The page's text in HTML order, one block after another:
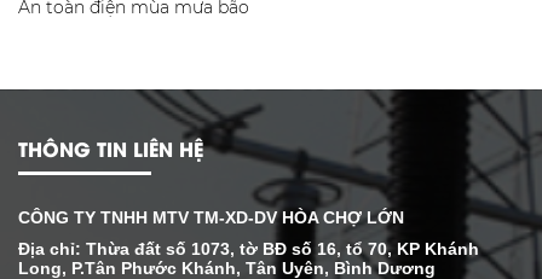
An toàn điện mùa mưa bão
THÔNG TIN LIÊN HỆ
CÔNG TY TNHH MTV TM-XD-DV HÒA CHỢ LỚN
Địa chỉ: Thừa đất số 1073, tờ BĐ số 16, tổ 70, KP Khánh
Long, P.Tân Phước Khánh, Tân Uyên, Bình Dương